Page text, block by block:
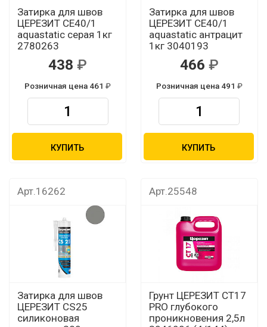
Затирка для швов
ЦЕРЕЗИТ CЕ40/1
aquastatic серая 1кг
2780263
438
Розничная цена 461
КУПИТЬ
Затирка для швов
ЦЕРЕЗИТ CЕ40/1
aquastatic антрацит
1кг 3040193
466
Розничная цена 491
КУПИТЬ
Арт.16262
Затирка для швов
ЦЕРЕЗИТ CS25
силиконовая
Арт.25548
Грунт ЦЕРЕЗИТ CТ17
PRO глубокого
проникновения 2,5л